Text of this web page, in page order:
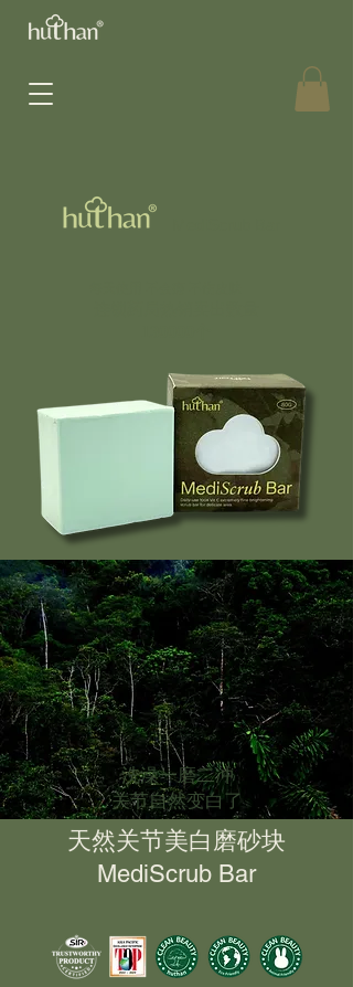
洗澡一磨二冲
关节自然变白了
天然关节美白磨砂块
MediScrub Bar